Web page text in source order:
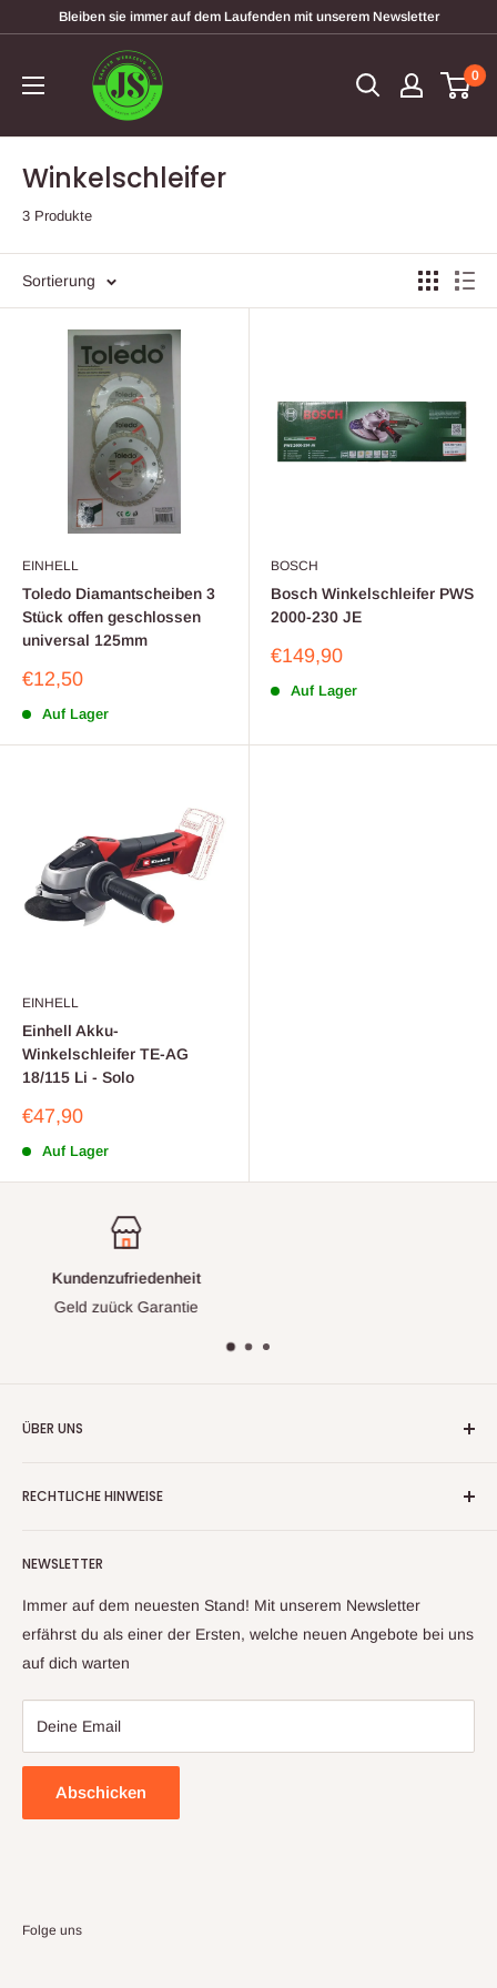
Bleiben sie immer auf dem Laufenden mit unserem Newsletter
garten-
werkzeugshop
0
Winkelschleifer
3 Produkte
Sortierung
EINHELL
Toledo Diamantscheiben 3
Stück offen geschlossen
universal 125mm
Sonderpreis
€12,50
Auf Lager
BOSCH
Bosch Winkelschleifer PWS
2000-230 JE
Sonderpreis
€149,90
Auf Lager
EINHELL
Einhell Akku-
Winkelschleifer TE-AG
18/115 Li - Solo
Sonderpreis
€47,90
Auf Lager
ÜBER UNS
Lieferantennetzwerk, können wir ihnen ein großes Sortiment
an Artikeln anbieten. Sollte sich trotz sorgfältiger Prüfung mal
ein Artikel zu ihnen auf den Weg gemacht haben, welcher
nicht ihren Erwartungen entspricht, kontaktieren sie uns bitte
RECHTLICHE HINWEISE
Impressum
Datenschutzerklärung
Widerrufsbelehrung & Widerrufsformula
Allgemeine Geschäftsbedingungen
NEWSLETTER
Immer auf dem neuesten Stand! Mit unserem Newsletter
erfährst du als einer der Ersten, welche neuen Angebote bei uns
auf dich warten
Deine Email
Abschicken
Folge uns